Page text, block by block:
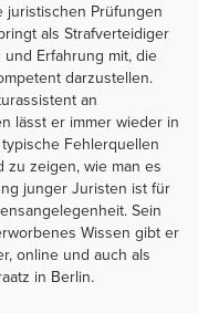
juristischen Prüfungen
als Strafverteidiger
Erfahrung mit, die
darzustellen.
an
lässt er immer wieder in
Fehlerquellen
zu zeigen, wie man es
junger Juristen ist für
Sein
Wissen gibt er
online und auch als
in Berlin.